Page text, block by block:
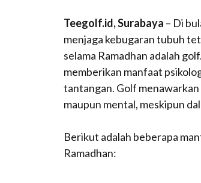
Teegolf.id, Surabaya – Di
menjaga kebugaran tubuh
selama Ramadhan adalah
memberikan manfaat
tantangan. Golf
maupun mental, meskipun
Berikut adalah beberapa
Ramadhan: